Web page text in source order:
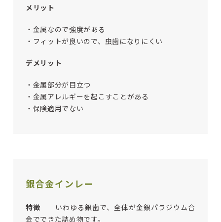
メリット
・金属なので強度がある
・フィットが良いので、虫歯になりにくい
デメリット
・金属部分が目立つ
・金属アレルギーを起こすことがある
・保険適用でない
銀合金インレー
特徴
いわゆる銀歯で、全体が金銀パラジウム合
金でできた詰め物です。